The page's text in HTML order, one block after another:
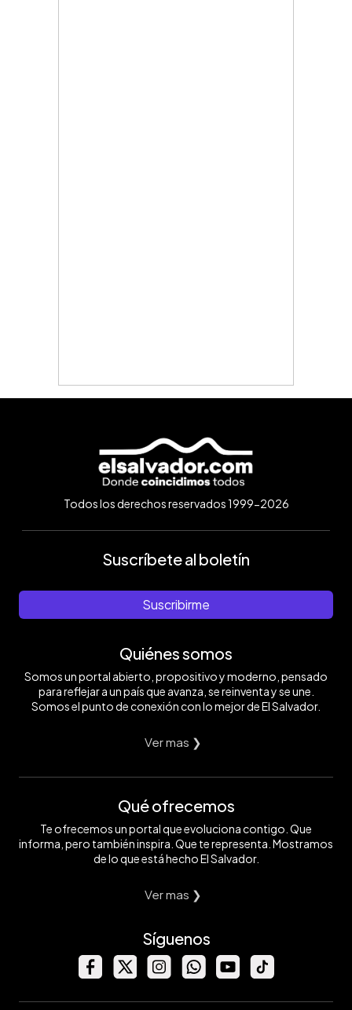
Todos los derechos reservados 1999-2026
Suscríbete al boletín
Suscribirme
Quiénes somos
Somos un portal abierto, propositivo y moderno, pensado
para reflejar a un país que avanza, se reinventa y se une.
Somos el punto de conexión con lo mejor de El Salvador.
Ver mas ❯
Qué ofrecemos
Te ofrecemos un portal que evoluciona contigo. Que
informa, pero también inspira. Que te representa. Mostramos
de lo que está hecho El Salvador.
Ver mas ❯
Síguenos